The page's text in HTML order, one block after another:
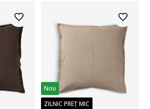
Nou
ZILNIC PREȚ MIC